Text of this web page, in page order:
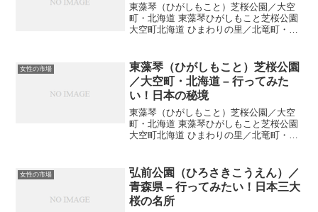
東藻琴（ひがしもこと）芝桜公園／大空
町・北海道 東藻琴ひがしもこと芝桜公園
大空町北海道 ひまわりの里／北竜町・北
支笏湖（しこつこ）／北海道 支笏湖しこ
つこ北海道...
女性の市場
東藻琴（ひがしもこと）芝桜公園
／大空町・北海道 – 行ってみた
い！日本の秘境
東藻琴（ひがしもこと）芝桜公園／大空
町・北海道 東藻琴ひがしもこと芝桜公園
大空町北海道 ひまわりの里／北竜町・北
女性の市場
弘前公園（ひろさきこうえん）／
青森県 – 行ってみたい！日本三大
桜の名所